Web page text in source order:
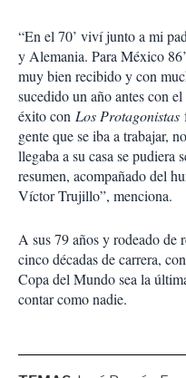
“En el 70’ viví junto a mi
y Alemania. Para México
muy bien recibido y con
sucedido un año antes con
éxito con Los Protagonistas
gente que se iba a trabajar,
llegaba a su casa se pudiera
resumen, acompañado del
Víctor Trujillo”, menciona.
A sus 79 años y rodeado de
cinco décadas de carrera,
Copa del Mundo sea la
contar como nadie.